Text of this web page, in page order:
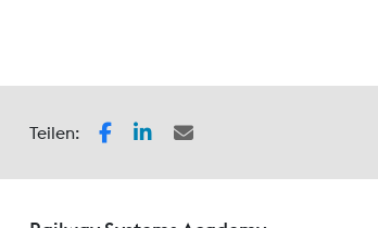
Teilen: